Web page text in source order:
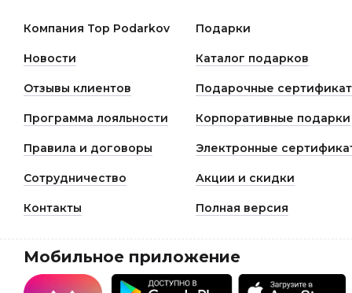
замечания, высказанные в том числе в видео отзыва о
ТопПодарков. Обратная связь помогает нам улучшать
качество работы и сервиса.
Компания Top Podarkov Подарки
Новости Каталог подарков
Отзывы клиентов Подарочные
Программа лояльности Корпоративные подарки
Правила и договоры Электронные
Сотрудничество Акции и скидки
Контакты Полная версия
Мобильное приложение